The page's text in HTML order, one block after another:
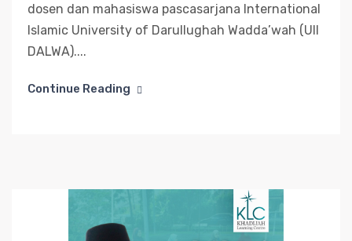
dosen dan mahasiswa pascasarjana International
Islamic University of Darullughah Wadda’wah (UII
DALWA)....
Continue Reading